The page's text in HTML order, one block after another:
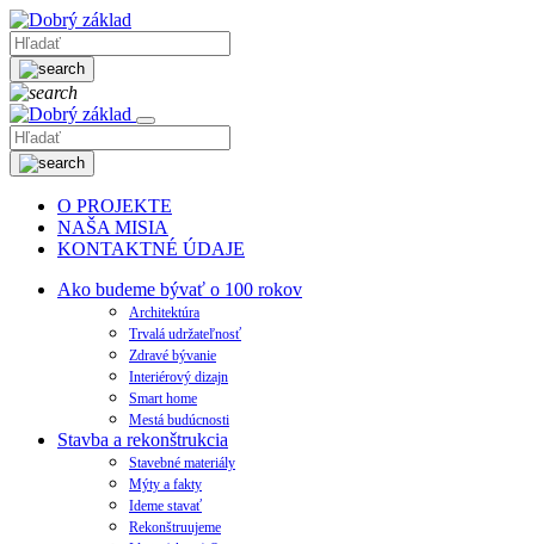
O PROJEKTE
NAŠA MISIA
KONTAKTNÉ ÚDAJE
Ako budeme bývať o 100 rokov
Architektúra
Trvalá udržateľnosť
Zdravé bývanie
Interiérový dizajn
Smart home
Mestá budúcnosti
Stavba a rekonštrukcia
Stavebné materiály
Mýty a fakty
Ideme stavať
Rekonštruujeme